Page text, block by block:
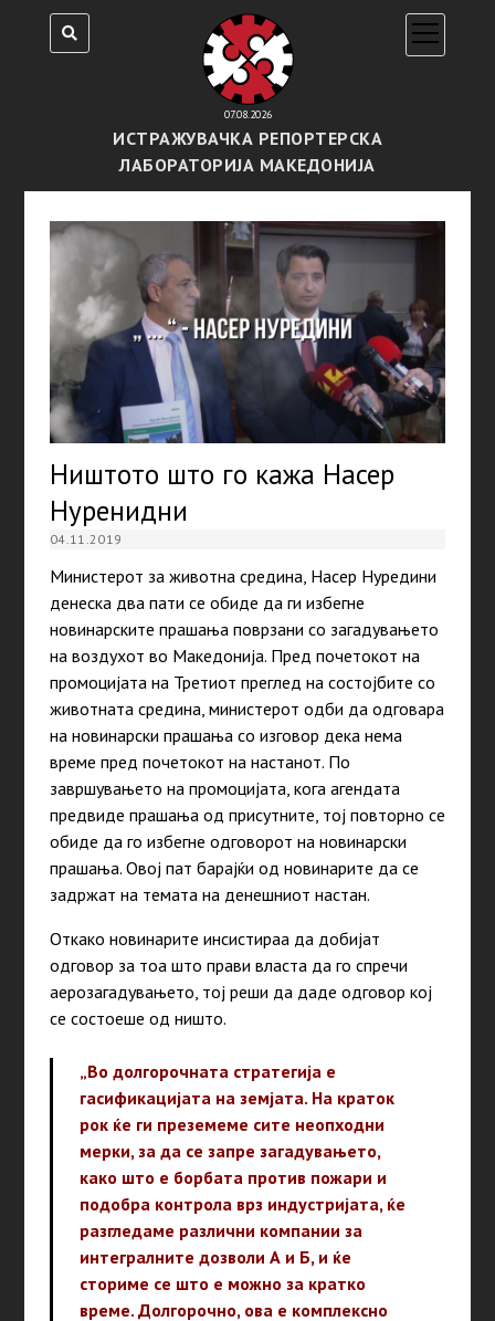
07.08.2026
ИСТРАЖУВАЧКА РЕПОРТЕРСКА
ЛАБОРАТОРИЈА МАКЕДОНИЈА
open
menu
Ништото што го кажа Насер
Нуренидни
04.11.2019
Министерот за животна средина, Насер Нуредини
денеска два пати се обиде да ги избегне
новинарските прашања поврзани со загадувањето
на воздухот во Македонија. Пред почетокот на
промоцијата на Третиот преглед на состојбите со
животната средина, министерот одби да одговара
на новинарски прашања со изговор дека нема
време пред почетокот на настанот. По
завршувањето на промоцијата, кога агендата
предвиде прашања од присутните, тој повторно се
обиде да го избегне одговорот на новинарски
прашања. Овој пат барајќи од новинарите да се
задржат на темата на денешниот настан.
Откако новинарите инсистираа да добијат
одговор за тоа што прави власта да го спречи
аерозагадувањето, тој реши да даде одговор кој
се состоеше од ништо.
„Во долгорочната стратегија е
гасификацијата на земјата. На краток
рок ќе ги преземеме сите неопходни
мерки, за да се запре загадувањето,
како што е борбата против пожари и
подобра контрола врз индустријата, ќе
разгледаме различни компании за
интегралните дозволи А и Б, и ќе
сториме се што е можно за кратко
време. Долгорочно, ова е комплексно